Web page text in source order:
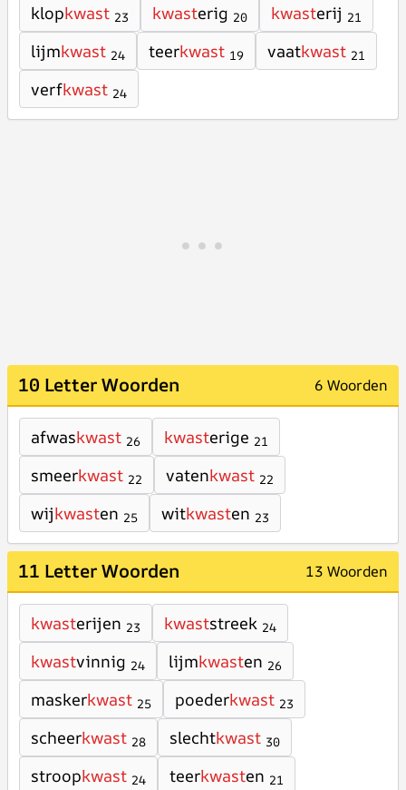
klopkwast 23 kwasterig 20 kwasterij 21
lijmkwast 24 teerkwast 19 vaatkwast 21
verfkwast 24
10 Letter Woorden 6 Woorden
afwaskwast 26 kwasterige 21
smeerkwast 22 vatenkwast 22
wijkwasten 25 witkwasten 23
11 Letter Woorden 13 Woorden
kwasterijen 23 kwaststreek 24
kwastvinnig 24 lijmkwasten 26
maskerkwast 25 poederkwast 23
scheerkwast 28 slechtkwast 30
stroopkwast 24 teerkwasten 21